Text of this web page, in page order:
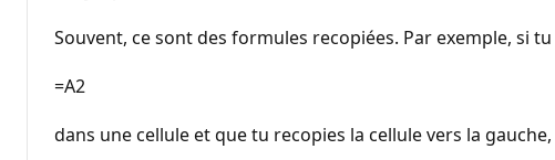
p
u
o
Souvent, ce sont des formules recopiées. Par exemple, si
=A2
dans une cellule et que tu recopies la cellule vers la